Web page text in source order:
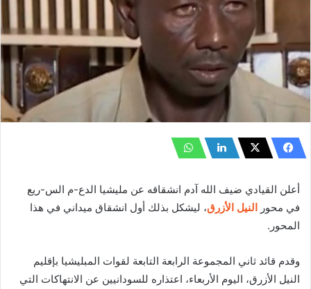
أعلن القيادي ضيف الله آدم انشقاقه عن مليشيا الدع-م الس-ريع
في محور
النيل الأزرق، ليشكل بذلك أول انشقاق ميداني في هذا
المحور.
وقدم قائد ثاني المجموعة الرابعة التابعة لقوات المبليشيا بإقليم
النيل الأزرق، اليوم الأربعاء، اعتذاره للسودانيين عن الانتهاكات التي